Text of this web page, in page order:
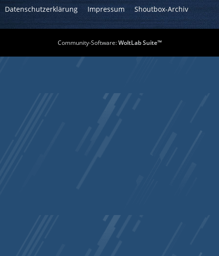
Datenschutzerklärung Impressum Shoutbox-Archiv
Community-Software:WoltLab Suite™